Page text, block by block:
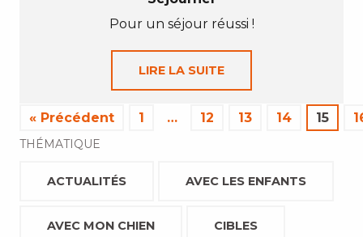
Pour un séjour réussi !
LIRE LA SUITE
« Précédent 1 … 12 13 14 15
THÉMATIQUE
ACTUALITÉS AVEC LES ENFANTS
AVEC MON CHIEN CIBLES